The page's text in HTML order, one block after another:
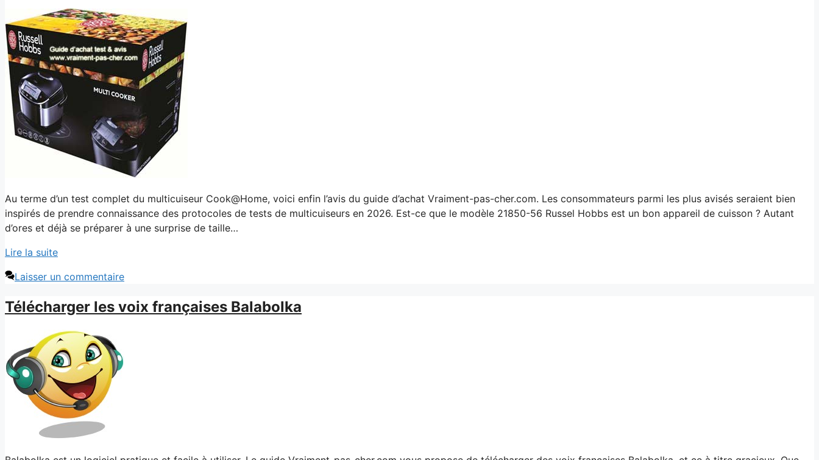
Au terme d’un test complet du multicuiseur Cook@Home, voici enfin l’avis du guide d’achat Vraiment-pas-cher.com. Les consommateurs parmi les plus avisés seraient bien
inspirés de prendre connaissance des protocoles de tests de multicuiseurs en 2026. Est-ce que le modèle 21850-56 Russel Hobbs est un bon appareil de cuisson ? Autant
d’ores et déjà se préparer à une surprise de taille…
Lire la suite
Laisser un commentaire
Télécharger les voix françaises Balabolka